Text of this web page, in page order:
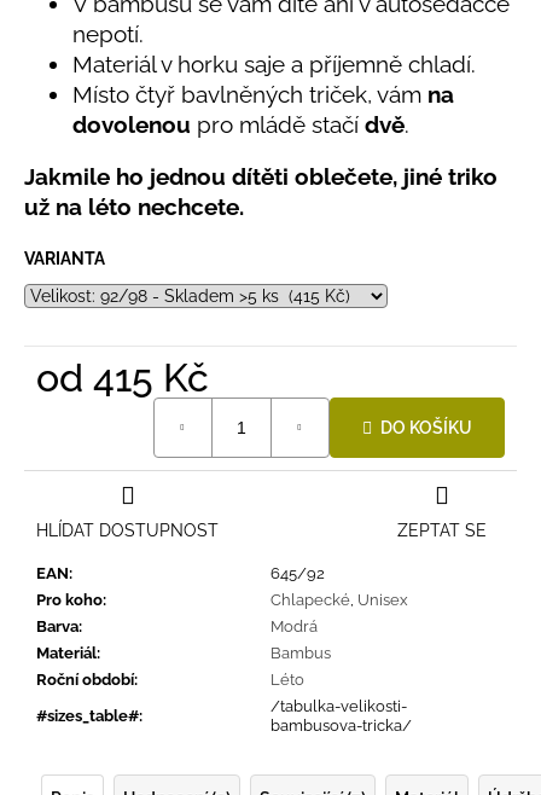
hvězdiček.
nepotí.
Materiál v horku saje a příjemně chladí.
Místo čtyř bavlněných triček, vám na
dovolenou pro mládě stačí dvě.
Jakmile ho jednou dítěti oblečete, jiné triko
už na léto nechcete.
VARIANTA
od 415 Kč
DO KOŠÍKU
EAN:
645/92
Pro koho: Chlapecké, Unisex
Barva:
Modrá
Materiál:
Bambus
Roční období:
Léto
#sizes_table#:
/tabulka-velikosti-
bambusova-tricka/
ZEPTAT SE
HLÍDAT DOSTUPNOST
LETNÍ
UV
30
SVĚTLE
MODRÁ
395